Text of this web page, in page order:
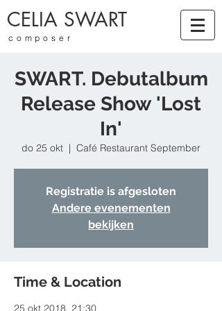
CELIA SWART
composer
SWART. Debutalbum
Release Show 'Lost
In'
do 25 okt
  |
Café Restaurant September
Registratie is afgesloten
Andere evenementen
bekijken
Time & Location
25 okt 2018, 21:30